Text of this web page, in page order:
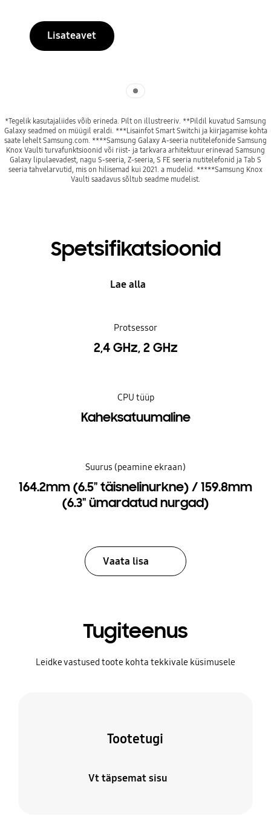
Lisateavet
*Tegelik kasutajaliides võib erineda. Pilt on illustreeriv. **Pildil kuvatud Samsung
Galaxy seadmed on müügil eraldi. ***Lisainfot Smart Switchi ja kiirjagamise kohta
saate lehelt Samsung.com. ****Samsung Galaxy A-seeria nutitelefonide Samsung
Knox Vaulti turvafunktsioonid või riist- ja tarkvara arhitektuur erinevad Samsung
Galaxy lipulaevadest, nagu S-seeria, Z-seeria, S FE seeria nutitelefonid ja Tab S
seeria tahvelarvutid, mis on hilisemad kui 2021. a mudelid. *****Samsung Knox
Vaulti saadavus sõltub seadme mudelist.
Spetsifikatsioonid
Lae alla
Protsessor
2,4 GHz, 2 GHz
CPU tüüp
Kaheksatuumaline
Suurus (peamine ekraan)
164.2mm (6.5" täisnelinurkne) / 159.8mm
(6.3" ümardatud nurgad)
Vaata lisa
Tugiteenus
Leidke vastused toote kohta tekkivale küsimusele
Tootetugi
Vt täpsemat sisu